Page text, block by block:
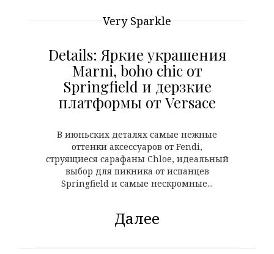
Very Sparkle
Details: Яркие украшения
Marni, boho chic от
Springfield и дерзкие
платформы от Versace
В июньских деталях самые нежные
оттенки аксессуаров от Fendi,
струящиеся сарафаны Chloe, идеальный
выбор для пикника от испанцев
Springfield и самые нескромные...
Далее